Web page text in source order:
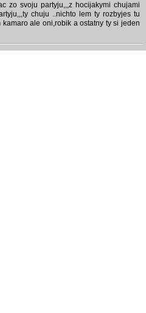
zo svoju partyju,,,z hocijakymi chujami
chuju ..nichto lem ty rozbyjes tu
ale oni,robik a ostatny ty si jeden